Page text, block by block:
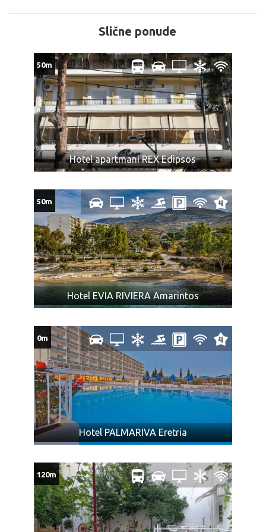
U slučaju spajanja smena na našem prevozu cena
aranžmana za drugu smenu se umanjuje za 25€ po
osobi.
SPAJANJE DVE SMENE MOGUĆE JE SAMO U TRAJANJU
OD 20 NOĆENJA/ 21 DANA BORAVKA.
Dete od 0 do 6 godina u pratnji dve punoplatežne
osobe plaća 75€, ima mesto u autobusu i smeštaj u
zajedničkom ležaju
Dete uzrasta od 0 do 12 godina u pratnji dve
punoplatežne osobe plaća iznos naveden u tabeli
programa putovanja sa cenovnikom, ima mesto u
punoplatežna osoba i mesto u autobusu.
U smeštajnoj jedinici samo jedno dete uzrasta od 0 do
6 godina, može da koristi zajednički ležaj.
Dete bilo kog uzrasta koje koristi osnovni ležaj plaća
punu cenu aranžmana.
Odrasla osoba koja koristi pomoćni ležaj plaća iznos
naveden u tabeli programa putovanja sa cenovnikom,
ima uslugu u smeštajnoj jedinici kao punoplatežna
DODATNO SEDIŠTE iznosi 50€ na cenu ugovorenog
aranžmana.
Ukoliko Vam ponuda za Vila MIMIKA Pefki ne odgovara
pogledajte ponudu ostalih smeštaja u letovalištu Pefki na
ostrvuEviadrugom po veličini ostrvuGrčke
CENA AUTOBUSKOG PREVOZA BEZ
ARANŽMANA:
uslugu prevoza:iz Subotice povratna karta 95€, jedan pravac
75€, iz Novog Sada povratna karta 85€, jedan pravac 65€, iz
Beograda, Kragujevca i Niša povratna karta 80€, jedan pravac
60€.
Slične ponude
Hotel apartmani REX Edipsos
50m
Hotel EVIA RIVIERA Amarintos
50m
Hotel PALMARIVA Eretria
0m
120m